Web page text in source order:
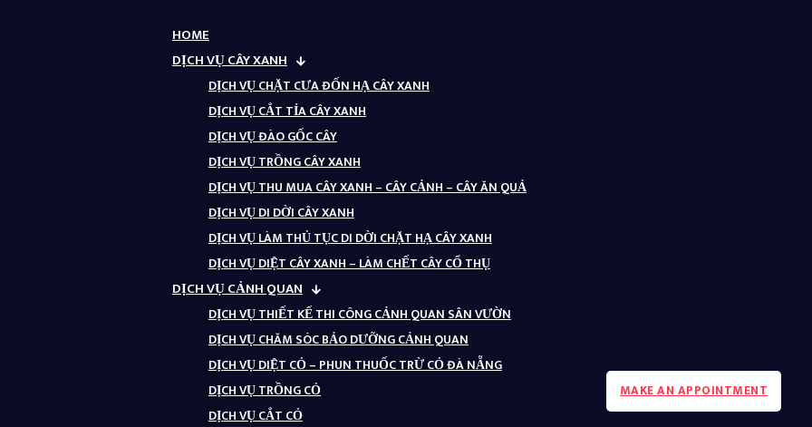
HOME
DỊCH VỤ CÂY XANH
DỊCH VỤ CHẶT CƯA ĐỐN HẠ CÂY XANH
DỊCH VỤ CẮT TỈA CÂY XANH
DỊCH VỤ ĐÀO GỐC CÂY
DỊCH VỤ TRỒNG CÂY XANH
DỊCH VỤ THU MUA CÂY XANH – CÂY CẢNH – CÂY ĂN QUẢ
DỊCH VỤ DI DỜI CÂY XANH
DỊCH VỤ LÀM THỦ TỤC DI DỜI CHẶT HẠ CÂY XANH
DỊCH VỤ DIỆT CÂY XANH – LÀM CHẾT CÂY CỔ THỤ
DỊCH VỤ CẢNH QUAN
DỊCH VỤ THIẾT KẾ THI CÔNG CẢNH QUAN SÂN VƯỜN
DỊCH VỤ CHĂM SÓC BẢO DƯỠNG CẢNH QUAN
DỊCH VỤ DIỆT CỎ – PHUN THUỐC TRỪ CỎ ĐÀ NẴNG
DỊCH VỤ TRỒNG CỎ
DỊCH VỤ CẮT CỎ
MAKE AN APPOINTMENT